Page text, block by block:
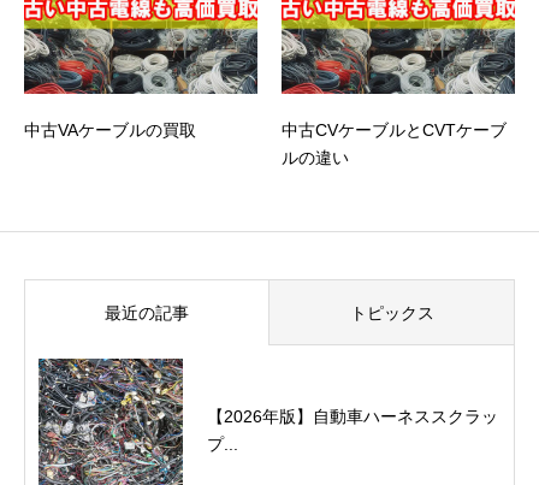
中古VAケーブルの買取
中古CVケーブルとCVTケーブ
ルの違い
最近の記事 トピックス
【2026年版】自動車ハーネススクラッ
プ...